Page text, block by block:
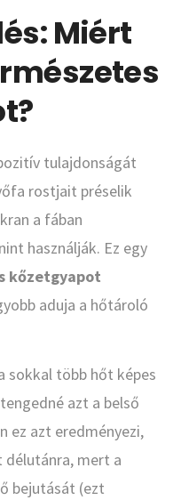
Miért
tulajdonságát
rostjait préselik
a fában
használják. Ez egy
kőzetgyapot
aduja a hőtároló
sokkal több hőt képes
azt a belső
ez azt eredményezi,
mert a
bejutását (ezt